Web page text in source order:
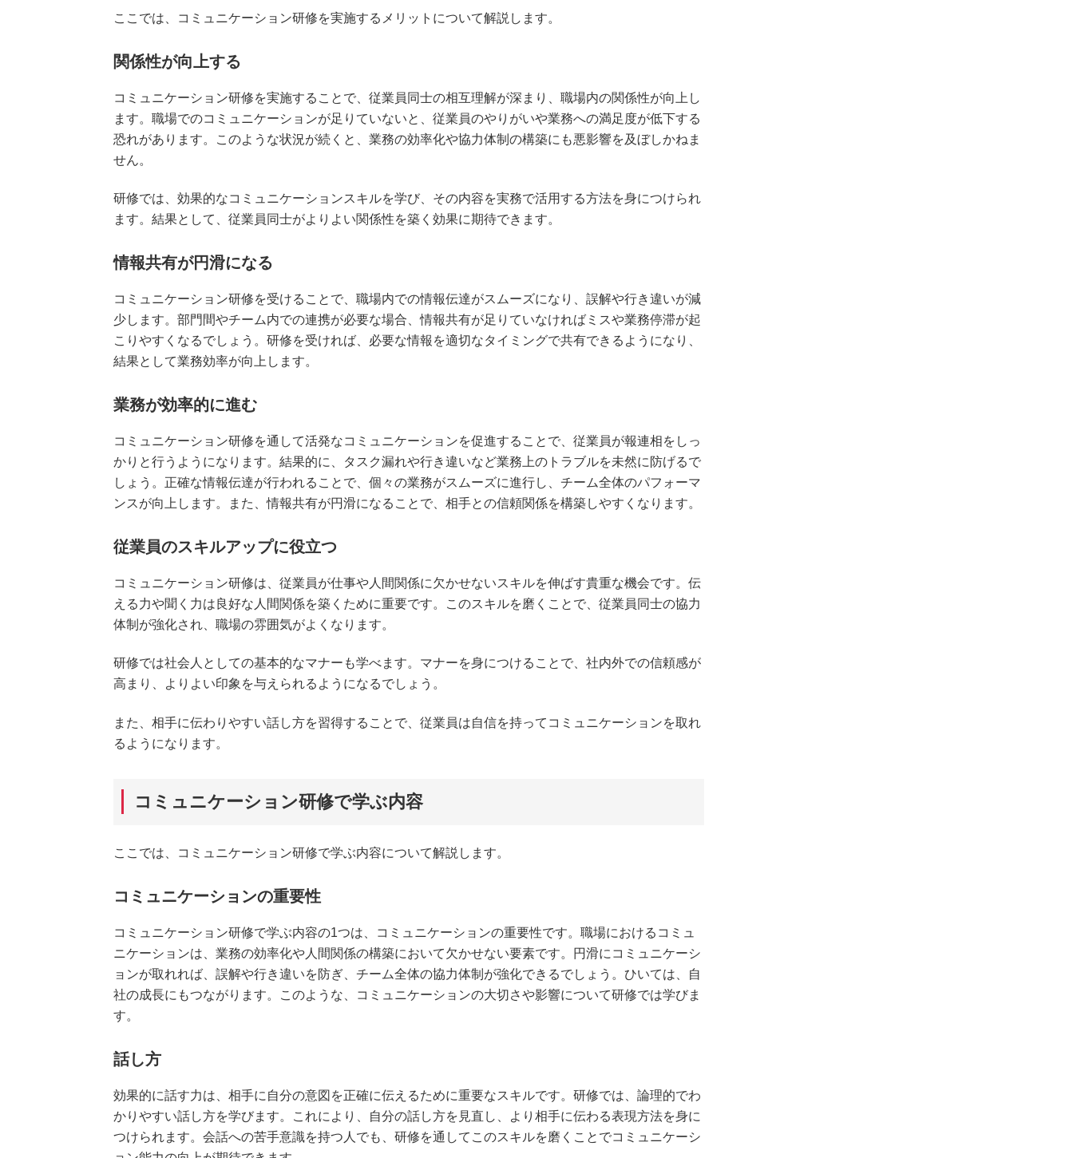
ここでは、コミュニケーション研修を実施するメリットについて解説します。
関係性が向上する
コミュニケーション研修を実施することで、従業員同士の相互理解が深まり、職場内の関係性が向上し
ます。職場でのコミュニケーションが足りていないと、従業員のやりがいや業務への満足度が低下する
恐れがあります。このような状況が続くと、業務の効率化や協力体制の構築にも悪影響を及ぼしかねま
せん。
研修では、効果的なコミュニケーションスキルを学び、その内容を実務で活用する方法を身につけられ
ます。結果として、従業員同士がよりよい関係性を築く効果に期待できます。
情報共有が円滑になる
コミュニケーション研修を受けることで、職場内での情報伝達がスムーズになり、誤解や行き違いが減
少します。部門間やチーム内での連携が必要な場合、情報共有が足りていなければミスや業務停滞が起
こりやすくなるでしょう。研修を受ければ、必要な情報を適切なタイミングで共有できるようになり、
結果として業務効率が向上します。
業務が効率的に進む
コミュニケーション研修を通して活発なコミュニケーションを促進することで、従業員が報連相をしっ
かりと行うようになります。結果的に、タスク漏れや行き違いなど業務上のトラブルを未然に防げるで
しょう。正確な情報伝達が行われることで、個々の業務がスムーズに進行し、チーム全体のパフォーマ
ンスが向上します。また、情報共有が円滑になることで、相手との信頼関係を構築しやすくなります。
従業員のスキルアップに役立つ
コミュニケーション研修は、従業員が仕事や人間関係に欠かせないスキルを伸ばす貴重な機会です。伝
える力や聞く力は良好な人間関係を築くために重要です。このスキルを磨くことで、従業員同士の協力
体制が強化され、職場の雰囲気がよくなります。
研修では社会人としての基本的なマナーも学べます。マナーを身につけることで、社内外での信頼感が
高まり、よりよい印象を与えられるようになるでしょう。
また、相手に伝わりやすい話し方を習得することで、従業員は自信を持ってコミュニケーションを取れ
るようになります。
コミュニケーション研修で学ぶ内容
ここでは、コミュニケーション研修で学ぶ内容について解説します。
コミュニケーションの重要性
コミュニケーション研修で学ぶ内容の1つは、コミュニケーションの重要性です。職場におけるコミュ
ニケーションは、業務の効率化や人間関係の構築において欠かせない要素です。円滑にコミュニケーシ
ョンが取れれば、誤解や行き違いを防ぎ、チーム全体の協力体制が強化できるでしょう。ひいては、自
社の成長にもつながります。このような、コミュニケーションの大切さや影響について研修では学びま
す。
話し方
効果的に話す力は、相手に自分の意図を正確に伝えるために重要なスキルです。研修では、論理的でわ
かりやすい話し方を学びます。これにより、自分の話し方を見直し、より相手に伝わる表現方法を身に
つけられます。会話への苦手意識を持つ人でも、研修を通してこのスキルを磨くことでコミュニケーシ